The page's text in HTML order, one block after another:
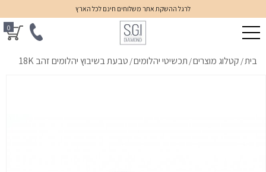
לרגל ההשקת אתר משלוחים חינם לכל הארץ
0
בית/ קטלוג מוצרים/ תכשיטי יהלומים/ טבעת בשיבוץ יהלומים זהב 18K